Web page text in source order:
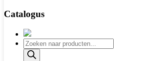
Catalogus
Producten
zoeken